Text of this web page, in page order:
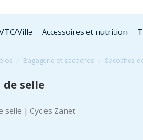
VTC/Ville Accessoires et nutrition
Bagagerie et sacoches Sacoches
de selle